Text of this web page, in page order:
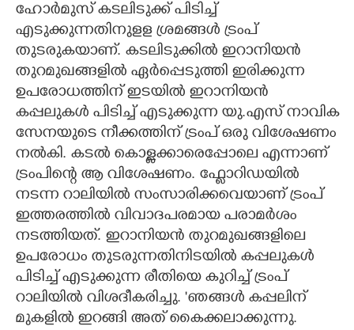
CARTOONS
LITERATURE
ZOOM
CONTACT US
ഹോർമുസ് കടലിടുക്ക് പിടിച്ച്
എടുക്കുന്നതിനുളള ശ്രമങ്ങൾ ട്രംപ്
തുടരുകയാണ്. കടലിടുക്കിൽ ഇറാനിയൻ
തുറമുഖങ്ങളിൽ ഏർപ്പെടുത്തി ഇരിക്കുന്ന
ഉപരോധത്തിന് ഇടയിൽ ഇറാനിയൻ
കപ്പലുകൾ പിടിച്ച് എടുക്കുന്ന യു.എസ് നാവിക
സേനയുടെ നീക്കത്തിന് ട്രംപ് ഒരു വിശേഷണം
നൽകി. കടൽ കൊള്ളക്കാരെപ്പോലെ എന്നാണ്
ട്രംപിന്റെ ആ വിശേഷണം. ഫ്ലോറിഡയിൽ
നടന്ന റാലിയിൽ സംസാരിക്കവെയാണ് ട്രംപ്
ഇത്തരത്തിൽ വിവാദപരമായ പരാമർശം
നടത്തിയത്. ഇറാനിയൻ തുറമുഖങ്ങളിലെ
ഉപരോധം തുടരുന്നതിനിടയിൽ കപ്പലുകൾ
പിടിച്ച് എടുക്കുന്ന രീതിയെ കുറിച്ച് ട്രംപ്
റാലിയിൽ വിശദീകരിച്ചു. 'ഞങ്ങൾ കപ്പലിന്
മുകളിൽ ഇറങ്ങി അത് കൈക്കലാക്കുന്നു.